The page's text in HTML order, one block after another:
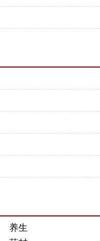
养生